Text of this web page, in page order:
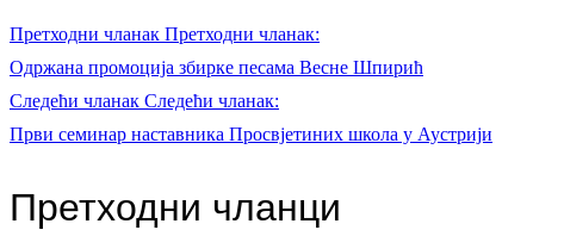
Претходни чланак Претходни чланак:
Одржана промоција збирке песама Весне Шпирић
Следећи чланак Следећи чланак:
Први семинар наставника Просвјетиних школа у Аустрији
Претходни чланци